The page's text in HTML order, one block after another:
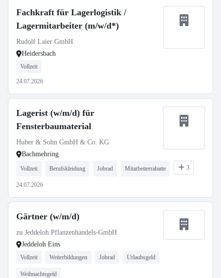
Fachkraft für Lagerlogistik /
Lagermitarbeiter (m/w/d*)
Rudolf Laier GmbH
Heidersbach
Vollzeit
24.07.2026
Lagerist (w/m/d) für
Fensterbaumaterial
Huber & Sohn GmbH & Co. KG
Bachmehring
Vollzeit Berufskleidung Jobrad Mitarbeiterrabatte 3
24.07.2026
Gärtner (w/m/d)
zu Jeddeloh Pflanzenhandels-GmbH
Jeddeloh Eins
Vollzeit Weiterbildungen Jobrad Urlaubsgeld
Weihnachtsgeld